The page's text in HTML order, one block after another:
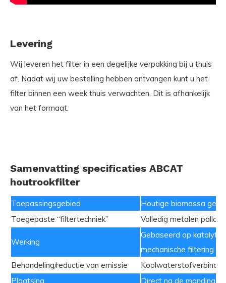
Levering
Wij leveren het filter in een degelijke verpakking bij u thuis
af. Nadat wij uw bestelling hebben ontvangen kunt u het
filter binnen een week thuis verwachten. Dit is afhankelijk
van het formaat.
Samenvatting specificaties ABCAT
houtrookfilter
Toepassingsgebied
Houtige biomassa
Toegepaste “filtertechniek”
Volledig metalen
Werking
Gebaseerd op k
mechanische filtering
Behandeling/reductie van emissie
Plaatsing
Direct na de monding